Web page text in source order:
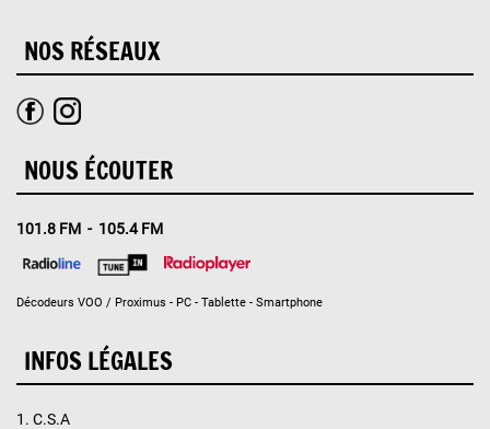
NOS RÉSEAUX
NOUS ÉCOUTER
101.8 FM - 105.4 FM
Décodeurs VOO / Proximus - PC - Tablette - Smartphone
INFOS LÉGALES
1. C.S.A